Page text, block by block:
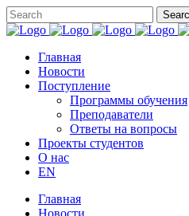
Главная
Новости
Поступление
Программы обучения
Преподаватели
Ответы на вопросы
Проекты студентов
О нас
EN
Главная
Новости